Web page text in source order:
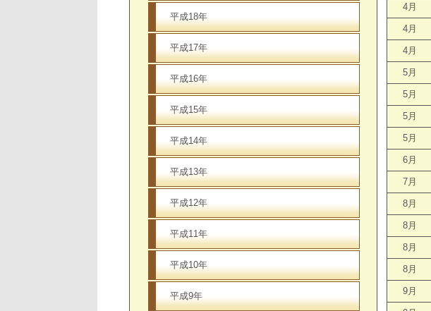
平成18年
平成17年
平成16年
平成15年
平成14年
平成13年
平成12年
平成11年
平成10年
平成9年
4月
4月
4月
5月
5月
5月
5月
6月
7月
8月
8月
8月
8月
9月